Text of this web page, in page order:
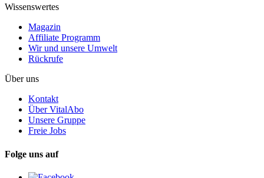
Wissenswertes
Magazin
Affiliate Programm
Wir und unsere Umwelt
Rückrufe
Über uns
Kontakt
Über VitalAbo
Unsere Gruppe
Freie Jobs
Folge uns auf